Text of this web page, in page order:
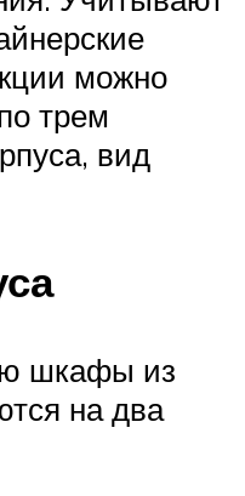
можно
трем
вид
шкафы из
на два